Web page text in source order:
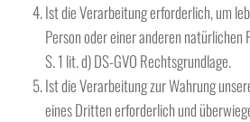
Ist die Verarbeitung erforderlich, um
Person oder einer anderen natürlichen
S. 1 lit. d) DS-GVO Rechtsgrundlage.
Ist die Verarbeitung zur Wahrung
eines Dritten erforderlich und